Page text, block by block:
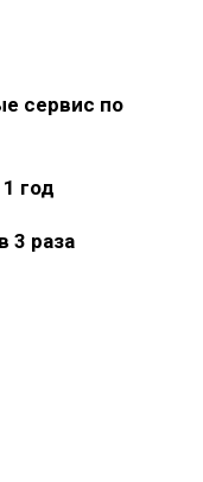
сервис по
год
3 раза